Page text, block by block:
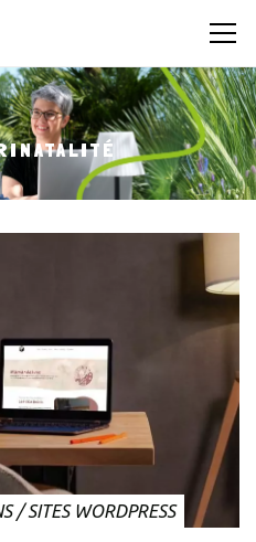
tél
affichés dans le
this popup again
×
/SITES WORDPRESS